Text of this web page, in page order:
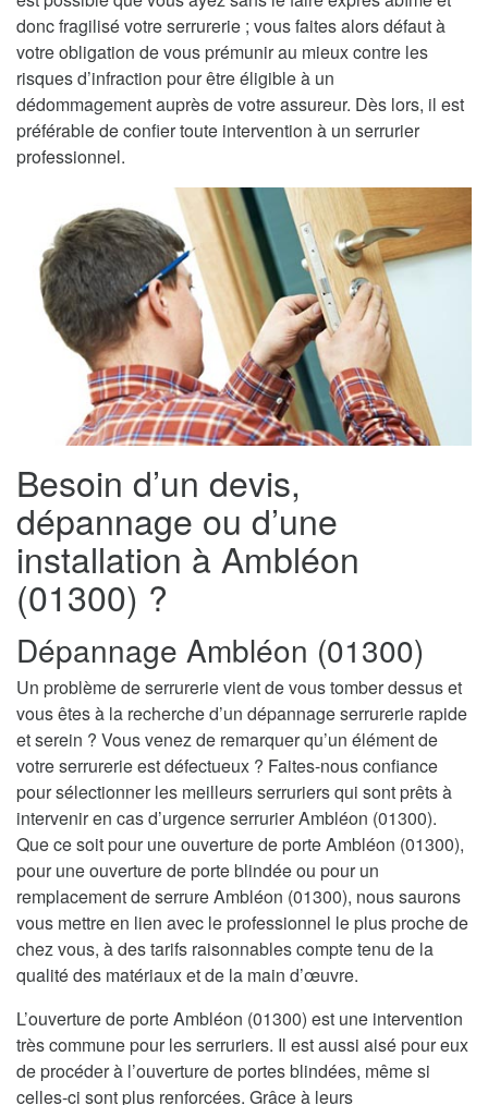
donc fragilisé votre serrurerie ; vous faites alors défaut à
votre obligation de vous prémunir au mieux contre les
risques d’infraction pour être éligible à un
dédommagement auprès de votre assureur. Dès lors, il est
préférable de confier toute intervention à un serrurier
professionnel.
Besoin d’un devis,
dépannage ou d’une
installation à Ambléon
(01300) ?
Dépannage Ambléon (01300)
Un problème de serrurerie vient de vous tomber dessus et
vous êtes à la recherche d’un dépannage serrurerie rapide
et serein ? Vous venez de remarquer qu’un élément de
votre serrurerie est défectueux ? Faites-nous confiance
pour sélectionner les meilleurs serruriers qui sont prêts à
intervenir en cas d’urgence serrurier Ambléon (01300).
Que ce soit pour une ouverture de porte Ambléon (01300),
pour une ouverture de porte blindée ou pour un
remplacement de serrure Ambléon (01300), nous saurons
vous mettre en lien avec le professionnel le plus proche de
chez vous, à des tarifs raisonnables compte tenu de la
qualité des matériaux et de la main d’œuvre.
L’ouverture de porte Ambléon (01300) est une intervention
très commune pour les serruriers. Il est aussi aisé pour eux
de procéder à l’ouverture de portes blindées, même si
celles-ci sont plus renforcées. Grâce à leurs